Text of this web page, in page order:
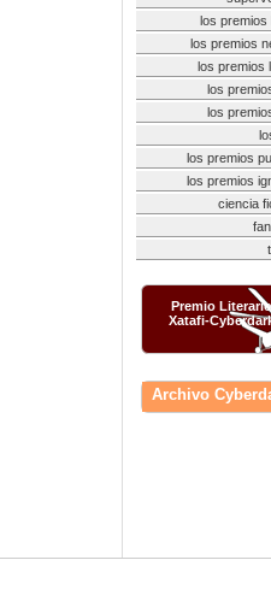
los premios
los premios
los premios
los
los
los premios
los premios
ciencia
Premio Literario
Xatafi-
Archivo